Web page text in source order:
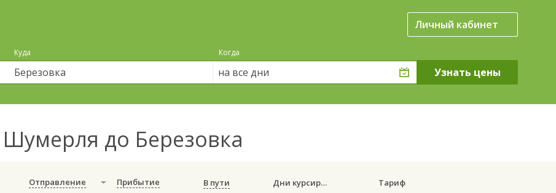
Личный кабинет
Куда Когда
на все дни
Шумерля до Березовка
Отправление Прибытие В пути Дни курсирования Тариф